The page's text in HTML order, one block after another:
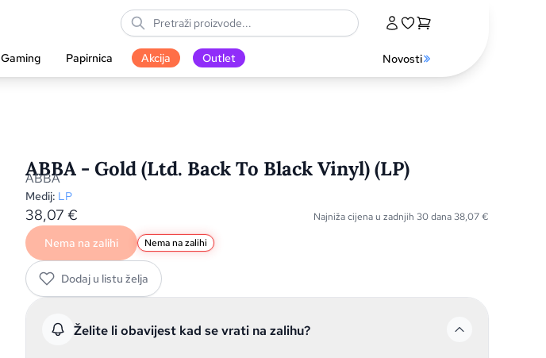
Gaming Papirnica Akcija Outlet Novosti
ABBA - Gold (Ltd. Back To Black Vinyl) (LP)
ABBA
Medij: LP
38,07 € Najniža cijena u zadnjih 30 dana38,07€
Nema na zalihi Nema na zalihi
Dodaj u listu želja
Želite li obavijest kad se vrati na zalihu?